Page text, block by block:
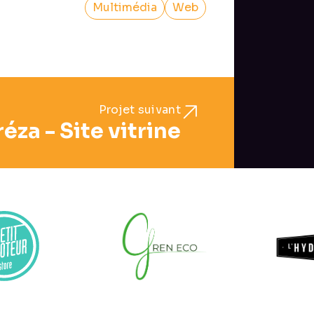
Multimédia Web
Projet suivant
- Site vitrine